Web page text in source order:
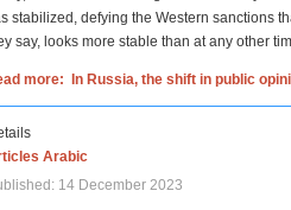
stabilized, defying the Western sanctions
say, looks more stable than at any other
more: In Russia, the shift in public
Arabic
14 December 2023